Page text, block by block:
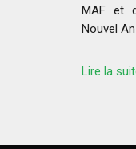
MAF et
Nouvel
Lire la